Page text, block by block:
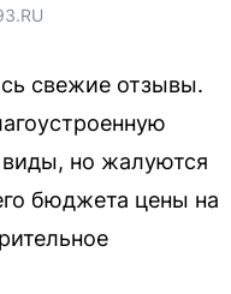
свежие отзывы.
но жалуются
бюджета цены на